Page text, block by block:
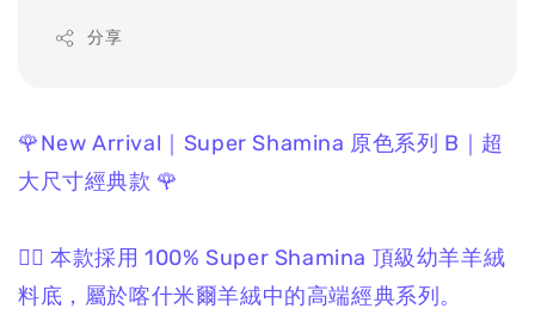
分享
🌹New Arrival｜Super Shamina 原色系列 B｜超
大尺寸經典款 🌹
❤️‍🔥 本款採用 100% Super Shamina 頂級幼羊羊絨
料底， 屬於喀什米爾羊絨中的高端經典系列。